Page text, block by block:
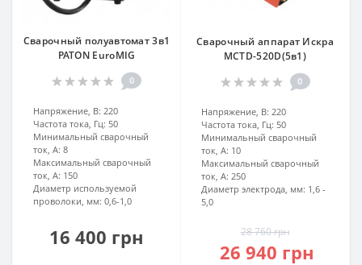
Сварочный полуавтомат 3в1
PATON EuroMIG
0
Напряжение, В: 220
Частота тока, Гц: 50
Минимальный сварочный
ток, А: 8
Максимальный сварочный
ток, А: 150
Диаметр используемой
проволоки, мм: 0,6-1,0
16 400 грн
Сварочный аппарат Искра
MCTD-520D(5в1)
0
Напряжение, В: 220
Частота тока, Гц: 50
Минимальный сварочный
ток, А: 10
Максимальный сварочный
ток, А: 250
Диаметр электрода, мм: 1,6 -
5,0
28 760 грн
26 940 грн